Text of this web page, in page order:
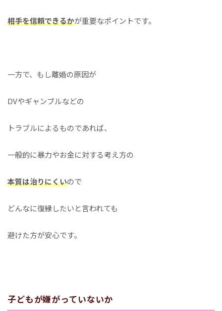
相手を信頼できるかが重要なポイントです。
一方で、もし離婚の原因が
DVやギャンブルなどの
トラブルによるものであれば、
一般的に暴力やお金に対する考え方の
本質は治りにくいので
どんなに復縁したいと言われても
避けた方が安心です。
子どもが嫌がっていないか